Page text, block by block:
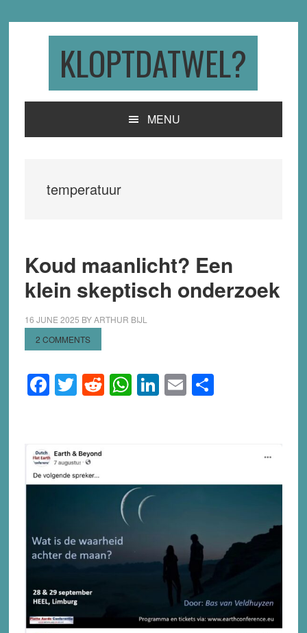
KLOPTDATWEL?
MENU
temperatuur
Koud maanlicht? Een
klein skeptisch onderzoek
16 JUNE 2025 BYARTHUR BIJL
2 COMMENTS
Facebook
Twitter
Reddit
WhatsApp
LinkedIn
EmailShare